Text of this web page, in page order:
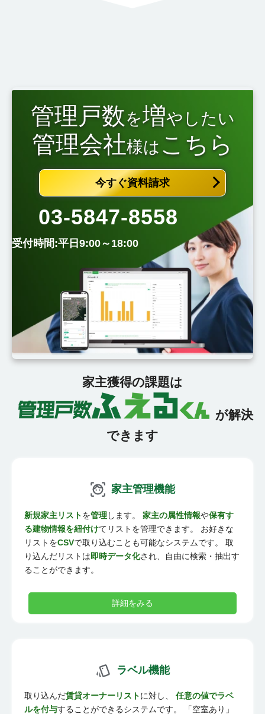
管理戸数を増やしたい
管理会社様は こちら
今すぐ資料請求
03-5847-8558
受付時間:平日9:00～18:00
家主獲得の課題は
が解決
できます
家主管理機能
新規家主リストを管理します。 家主の属性情報や保有す
る建物情報を紐付けてリストを管理できます。 お好きな
リストをCSVで取り込むことも可能なシステムです。 取
り込んだリストは即時データ化され、自由に検索・抽出す
ることができます。
詳細をみる
ラベル機能
取り込んだ賃貸オーナーリストに対し、 任意の値でラベ
ルを付与することができるシステムです。 「空室あり」